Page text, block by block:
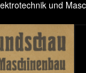
und